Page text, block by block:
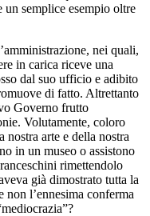
semplice esempio oltre
nei quali,
in carica riceve una
dal suo ufficio e adibito
di fatto. Altrettanto
Governo frutto
Volutamente, coloro
nostra arte e della nostra
in un museo o assistono
rimettendolo
già dimostrato tutta la
non l’ennesima conferma